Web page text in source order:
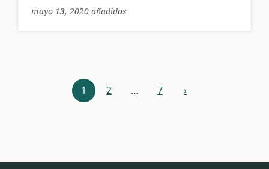
mayo 13, 2020 añadidos
Navegación
1 2 … 7 siguiente
›